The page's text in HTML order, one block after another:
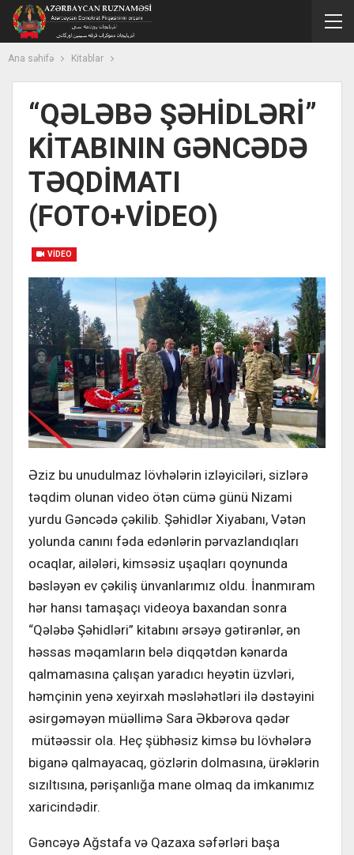
Ana səhifə Kitablar
“QƏLƏBƏ ŞƏHİDLƏRİ”
KİTABININ GƏNCƏDƏ
TƏQDİMATI
(FOTO+VİDEO)
VIDEO
Əziz bu unudulmaz lövhələrin izləyiciləri, sizlərə
təqdim olunan video ötən cümə günü Nizami
yurdu Gəncədə çəkilib. Şəhidlər Xiyabanı, Vətən
yolunda canını fəda edənlərin pərvazlandıqları
ocaqlar, ailələri, kimsəsiz uşaqları qoynunda
bəsləyən ev çəkiliş ünvanlarımız oldu. İnanmıram
hər hansı tamaşaçı videoya baxandan sonra
“Qələbə Şəhidləri” kitabını ərsəyə gətirənlər, ən
həssas məqamların belə diqqətdən kənarda
qalmamasına çalışan yaradıcı heyətin üzvləri,
həmçinin yenə xeyirxah məsləhətləri ilə dəstəyini
əsirgəməyən müəllimə Sara Əkbərova qədər
mütəəssir ola. Heç şübhəsiz kimsə bu lövhələrə
biganə qalmayacaq, gözlərin dolmasına, ürəklərin
sızıltısına, pərişanlığa mane olmaq da imkanımız
xaricindədir.
Gəncəyə Ağstafa və Qazaxa səfərləri başa